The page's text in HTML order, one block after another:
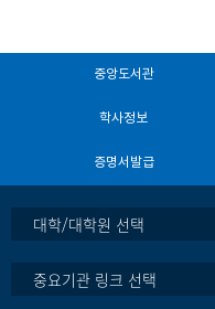
중앙도서관
학사정보
증명서발급
대학/대학원 선택
중요기관 링크 선택